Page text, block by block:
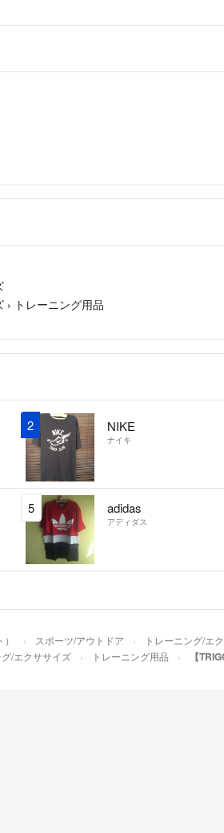
› トレーニング用品
2 NIKE
ナイキ
5 adidas
アディダス
スポーツ/アウトドア トレーニング/エ
グ/エクササイズ トレーニング用品 【